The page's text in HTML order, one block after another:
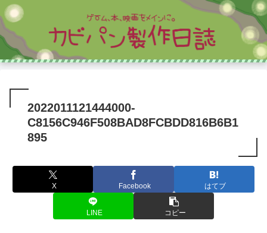
2022011121444000-
C8156C946F508BAD8FCBDD816B6B1
895
X Facebook はてブ
LINE コピー